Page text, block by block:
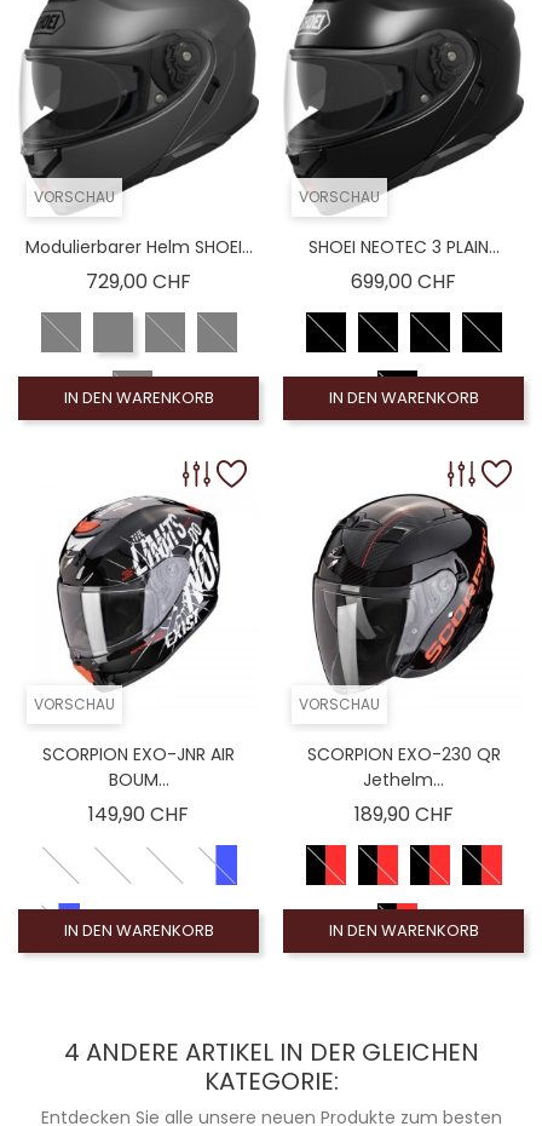
VORSCHAU
Modulierbarer Helm SHOEI...
729,00 CHF
IN DEN WARENKORB
VORSCHAU
SHOEI NEOTEC 3 PLAIN...
699,00 CHF
IN DEN WARENKORB
VORSCHAU
SCORPION EXO-JNR AIR
BOUM...
149,90 CHF
IN DEN WARENKORB
VORSCHAU
SCORPION EXO-230 QR
Jethelm...
189,90 CHFPreis
IN DEN WARENKORB
4 ANDERE ARTIKEL IN DER GLEICHEN
KATEGORIE:
Entdecken Sie alle unsere neuen Produkte zum besten